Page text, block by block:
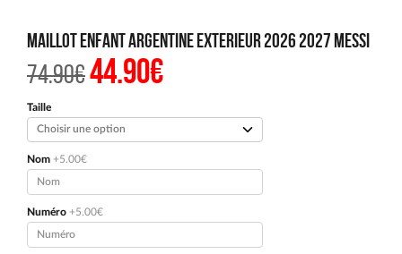
Maillot Enfant Argentine Exterieur 2026 2027 Messi
74.90€Le
prix
était :
74.90€.
44.90€Le
prix
est :
44.90€.
Taille
Nom +5.00€
Numéro +5.00€